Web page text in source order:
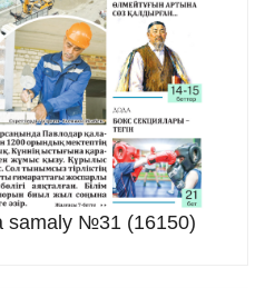
samaly №31 (16150)